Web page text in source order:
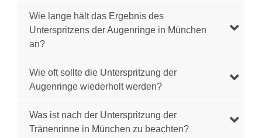
Wie lange hält das Ergebnis des
Unterspritzens der Augenringe in München
an?
Wie oft sollte die Unterspritzung der
Augenringe wiederholt werden?
Was ist nach der Unterspritzung der
Tränenrinne in München zu beachten?